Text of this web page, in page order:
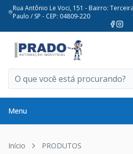
Rua Antônio Le Voci, 151 - Bairro:
Paulo / SP - CEP: 04809-220
Menu
Início PRODUTOS